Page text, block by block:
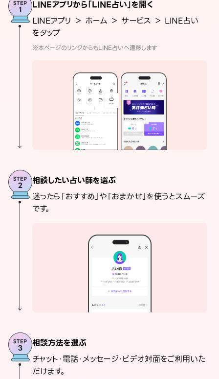
LINEアプリから「LINE占い」を開く
LINEアプリ ＞ ホーム ＞ サービス ＞ LINE占い
をタップ
※本ページのリンクからもLINE占いへ遷移します
相談したい占い師を選ぶ
迷ったら「おすすめ」や「おまかせ」を使うとスムーズ
です。
相談方法を選ぶ
チャット・電話・メッセージ・ビデオ対面をご利用いた
だけます。